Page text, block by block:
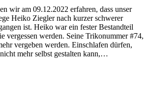
wir am 09.12.2022 erfahren, dass unser
Heiko Ziegler nach kurzer schwerer
ist. Heiko war ein fester Bestandteil
vergessen werden. Seine Trikonummer #74,
vergeben werden. Einschlafen dürfen,
mehr selbst gestalten kann,…